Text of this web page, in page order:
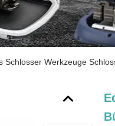
Schlosser Werkzeuge